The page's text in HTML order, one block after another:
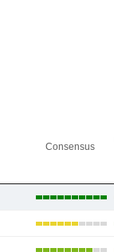
Consensus